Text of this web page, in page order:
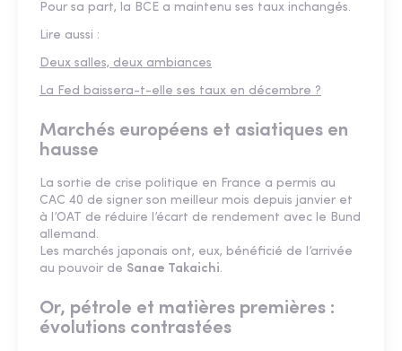
Pour sa part, la BCE a maintenu ses taux inchangés.
Lire aussi :
Deux salles, deux ambiances
La Fed baissera-t-elle ses taux en décembre ?
Marchés européens et asiatiques en
hausse
La sortie de crise politique en France a permis au
CAC 40 de signer son meilleur mois depuis janvier et
à l’OAT de réduire l’écart de rendement avec le Bund
allemand.
Les marchés japonais ont, eux, bénéficié de l’arrivée
au pouvoir de Sanae Takaichi.
Or, pétrole et matières premières :
évolutions contrastées